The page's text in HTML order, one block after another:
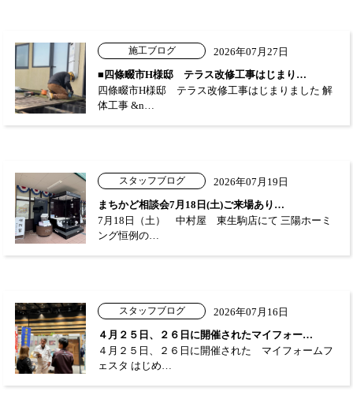
施工ブログ
2026年07月27日
■四條畷市H様邸 テラス改修工事はじまり…
四條畷市H様邸 テラス改修工事はじまりました 解
体工事 &n…
スタッフブログ
2026年07月19日
まちかど相談会7月18日(土)ご来場あり…
7月18日（土） 中村屋 東生駒店にて 三陽ホーミ
ング恒例の…
スタッフブログ
2026年07月16日
４月２５日、２６日に開催されたマイフォー…
４月２５日、２６日に開催された マイフォームフ
ェスタ はじめ…